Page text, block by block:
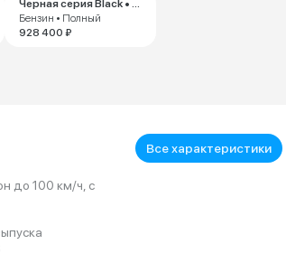
Черная серия Black • 1.7 • MT
Бензин • Полный
928 400 ₽
Все характеристики
до 100 км/ч, с